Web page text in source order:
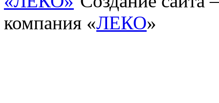
компания «ЛЕКО»